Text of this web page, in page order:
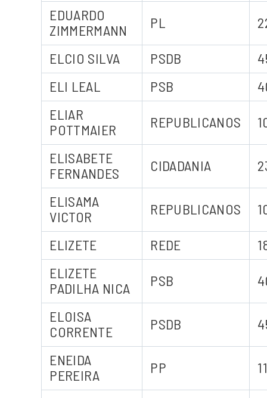
EDUARDO
ZIMMERMANN
PL
ELCIO SILVA PSDB
ELI LEAL
PSB
ELIAR
POTTMAIER
REPUBLICANOS
ELISABETE
FERNANDES
CIDADANIA
ELISAMA
VICTOR
REPUBLICANOS
ELIZETE REDE
ELIZETE
PADILHA NICA
PSB
ELOISA
CORRENTE
PSDB
ENEIDA
PEREIRA
PP